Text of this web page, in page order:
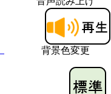
背景色変更